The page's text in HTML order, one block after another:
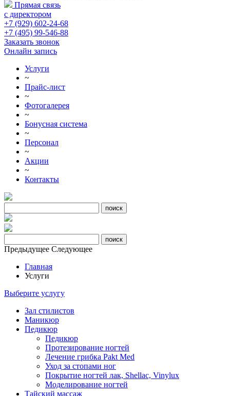
Прямая связь
с директором
+7 (929) 602-24-68
+7 (495) 99-546-88
Заказать звонок
Онлайн запись
Услуги
~
Прайс-лист
~
Фотогалерея
~
Бонусная система
~
Персонал
~
Акции
~
Контакты
Предыдущее Следующее
Главная
Услуги
Выберите услугу
Зал стилистов
Маникюр
Педикюр
Педикюр
Протезирование ногтей
Лечение грибка Pakt Med
Уход за стопами ног
Покрытие ногтей лак, Shellac, Vinylux
Моделирование ногтей
Тайский массаж